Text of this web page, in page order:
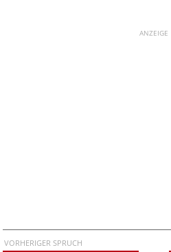
ANZEIGE
VORHERIGER SPRUCH